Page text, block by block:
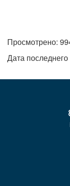
Просмотрено:
Дата